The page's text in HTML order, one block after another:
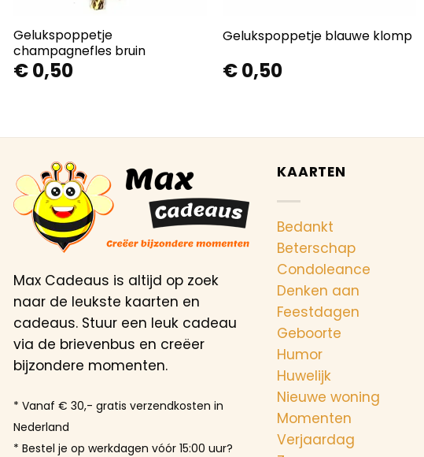
Gelukspoppetje
champagnefles bruin
€0,50
Gelukspoppetje blauwe klomp
€0,50
Max Cadeaus is altijd op zoek
naar de leukste kaarten en
cadeaus. Stuur een leuk cadeau
via de brievenbus en creëer
bijzondere momenten.
* Vanaf € 30,- gratis verzendkosten in
Nederland
* Bestel je op werkdagen vóór 15:00 uur?
KAARTEN
Bedankt
Beterschap
Condoleance
Denken aan
Feestdagen
Geboorte
Humor
Huwelijk
Nieuwe woning
Momenten
Verjaardag